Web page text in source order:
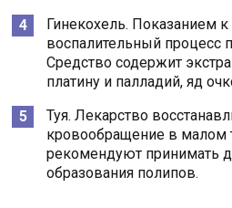
Гинекохель. Показанием
воспалительный процесс
Средство содержит
платину и палладий, яд
Туя. Лекарство
кровообращение в малом
рекомендуют принимать
образования полипов.